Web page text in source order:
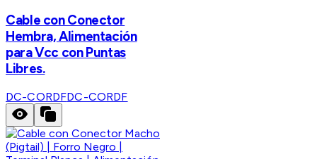
Cable con Conector
Hembra, Alimentación
para Vcc con Puntas
Libres.
DC-CORDFDC-CORDF